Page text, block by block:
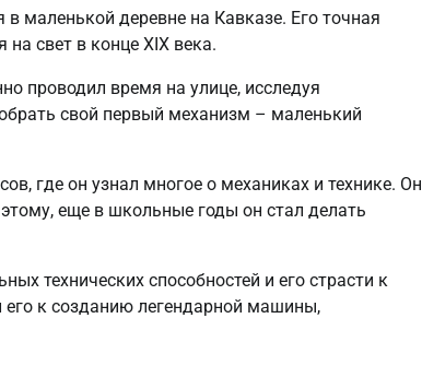
маленькой деревне на Кавказе. Его точная
на свет в конце XIX века.
проводил время на улице, исследуя
свой первый механизм – маленький
где он узнал многое о механиках и технике. Он
еще в школьные годы он стал делать
технических способностей и его страсти к
его к созданию легендарной машины,